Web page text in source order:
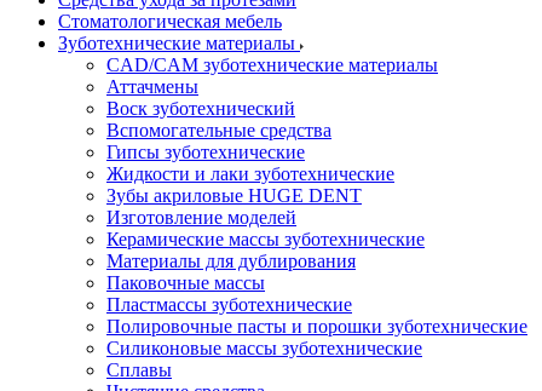
Стоматологическая мебель
Зуботехнические материалы
CAD/CAM зуботехнические материалы
Аттачмены
Воск зуботехнический
Вспомогательные средства
Гипсы зуботехнические
Жидкости и лаки зуботехнические
Зубы акриловые HUGE DENT
Изготовление моделей
Керамические массы зуботехнические
Материалы для дублирования
Паковочные массы
Пластмассы зуботехнические
Полировочные пасты и порошки зуботехнические
Силиконовые массы зуботехнические
Сплавы